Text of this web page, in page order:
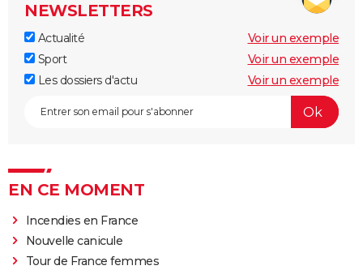
NEWSLETTERS
Actualité
Voir un exemple
Sport
Voir un exemple
Les dossiers d'actu
Voir un exemple
EN CE MOMENT
Incendies en France
Nouvelle canicule
Tour de France femmes